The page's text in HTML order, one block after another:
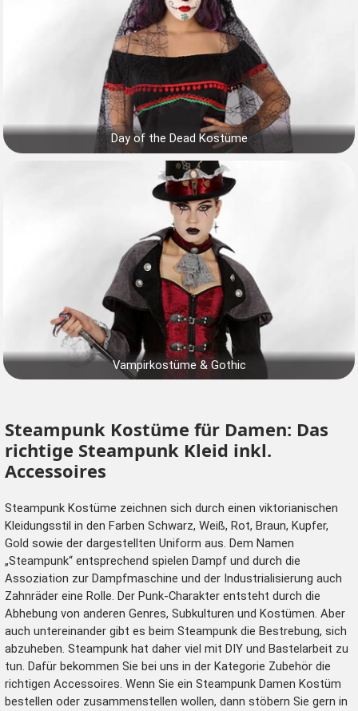
Day of the Dead Kostüme
Vampirkostüme & Gothic
Steampunk Kostüme für Damen: Das
richtige Steampunk Kleid inkl.
Accessoires
Steampunk Kostüme zeichnen sich durch einen viktorianischen
Kleidungsstil in den Farben Schwarz, Weiß, Rot, Braun, Kupfer,
Gold sowie der dargestellten Uniform aus. Dem Namen
„Steampunk“ entsprechend spielen Dampf und durch die
Assoziation zur Dampfmaschine und der Industrialisierung auch
Zahnräder eine Rolle. Der Punk-Charakter entsteht durch die
Abhebung von anderen Genres, Subkulturen und Kostümen. Aber
auch untereinander gibt es beim Steampunk die Bestrebung, sich
abzuheben. Steampunk hat daher viel mit DIY und Bastelarbeit zu
tun. Dafür bekommen Sie bei uns in der Kategorie Zubehördie
richtigen Accessoires. Wenn Sie ein Steampunk Damen Kostüm
bestellen oder zusammenstellen wollen, dann stöbern Sie gern in